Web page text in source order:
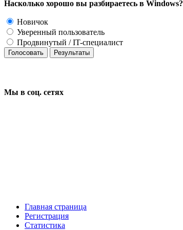
Насколько хорошо вы разбираетесь в Windows?
Новичок
Уверенный пользователь
Продвинутый / IT-специалист
Голосовать Результаты
Мы в соц. сетях
Главная страница
Регистрация
Статистика